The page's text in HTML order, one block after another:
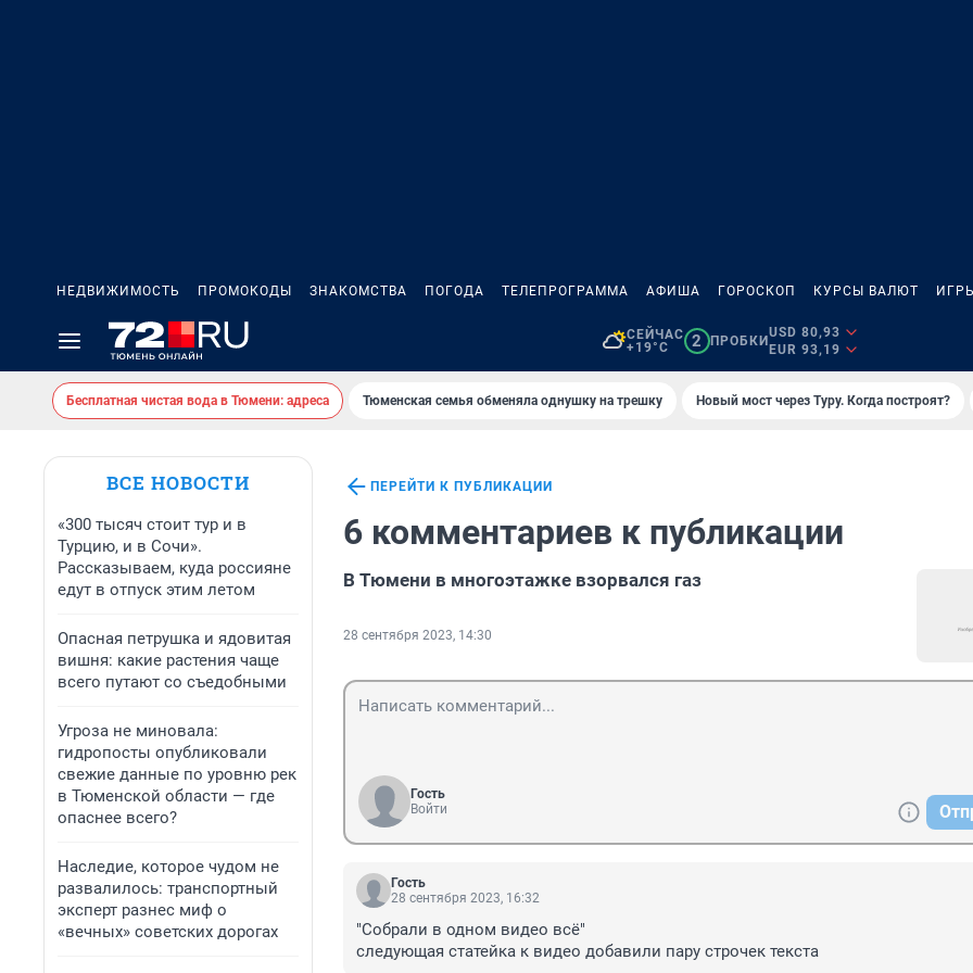
НЕДВИЖИМОСТЬ ПРОМОКОДЫ ЗНАКОМСТВА ПОГОДА ТЕЛЕПРОГРАММА АФИША ГОРОСКОП КУРСЫ ВАЛЮТ ИГРЫ
СЕЙЧАС
+19°C
2 ПРОБКИ
USD 80,93
EUR 93,19
Бесплатная чистая вода в Тюмени: адреса Тюменская семья обменяла однушку на трешку Новый мост через Туру. Когда построят?
ВСЕ НОВОСТИ
«300 тысяч стоит тур и в
Турцию, и в Сочи».
Рассказываем, куда россияне
едут в отпуск этим летом
Опасная петрушка и ядовитая
вишня: какие растения чаще
всего путают со съедобными
Угроза не миновала:
гидропосты опубликовали
свежие данные по уровню рек
в Тюменской области — где
опаснее всего?
Наследие, которое чудом не
развалилось: транспортный
эксперт разнес миф о
«вечных» советских дорогах
ПЕРЕЙТИ К ПУБЛИКАЦИИ
6 комментариев к публикации
В Тюмени в многоэтажке взорвался газ
28 сентября 2023, 14:30
Гость
Войти
Гость
28 сентября 2023, 16:32
"Собрали в одном видео всё"
следующая статейка к видео добавили пару строчек текста